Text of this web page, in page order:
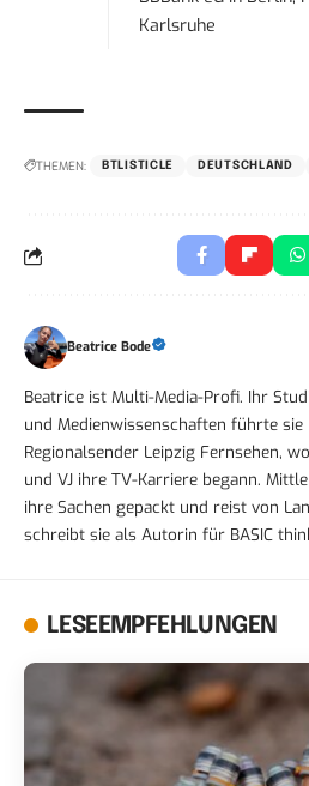
Karlsruhe
THEMEN: BTLISTICLE DEUTSCHLAND
Beatrice Bode
Beatrice ist Multi-Media-Profi. Ihr
und Medienwissenschaften führte
Regionalsender Leipzig Fernsehen,
und VJ ihre TV-Karriere begann.
ihre Sachen gepackt und reist von
schreibt sie als Autorin für BASIC
LESEEMPFEHLUNGEN